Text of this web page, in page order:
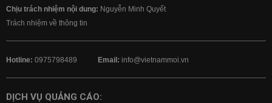
Chịu trách nhiệm nội dung: Nguyễn Minh Quyết
Trách nhiệm về thông tin
Hotline: 0975798489 Email: info@vietnammoi.vn
DỊCH VỤ QUẢNG CÁO: